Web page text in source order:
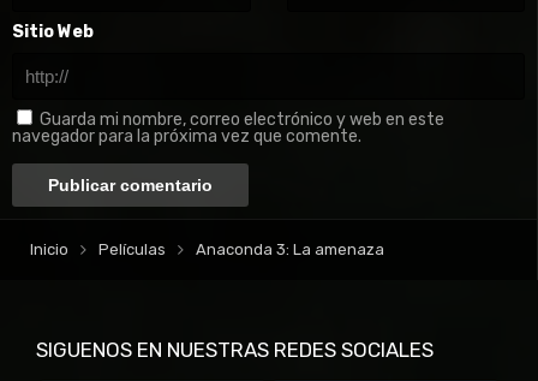
Sitio Web
Guarda mi nombre, correo electrónico y web en este
navegador para la próxima vez que comente.
Inicio Películas Anaconda 3: La amenaza
SIGUENOS EN NUESTRAS REDES SOCIALES